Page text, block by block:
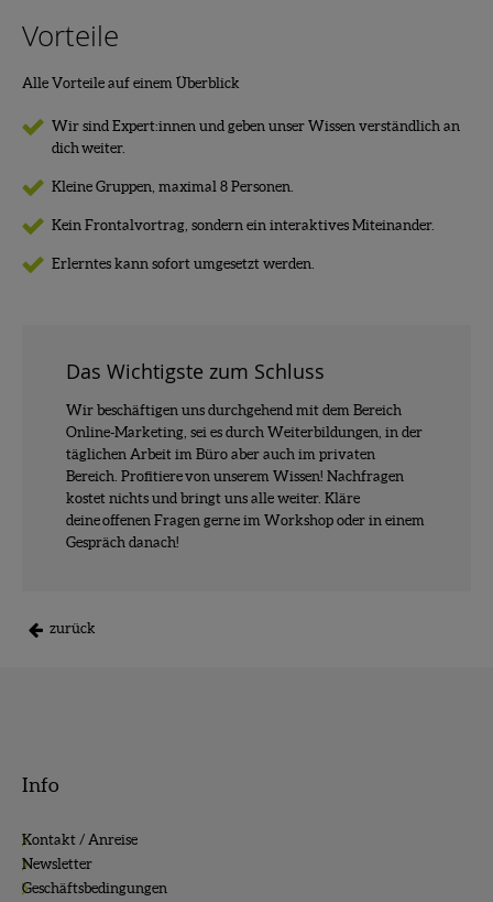
Vorteile
Alle Vorteile auf einem Überblick
Wir sind Expert:innen und geben unser Wissen verständlich an
dich weiter.
Kleine Gruppen, maximal 8 Personen.
Kein Frontalvortrag, sondern ein interaktives Miteinander.
Erlerntes kann sofort umgesetzt werden.
Das Wichtigste zum Schluss
Wir beschäftigen uns durchgehend mit dem Bereich
Online-Marketing, sei es durch Weiterbildungen, in der
täglichen Arbeit im Büro aber auch im privaten
Bereich. Profitiere von unserem Wissen! Nachfragen
kostet nichts und bringt uns alle weiter. Kläre
deine offenen Fragen gerne im Workshop oder in einem
Gespräch danach!
zurück
Info
Kontakt / Anreise
Newsletter
Geschäftsbedingungen